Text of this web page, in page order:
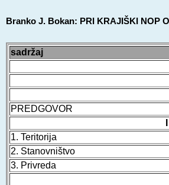
Branko J. Bokan: PRI KRAJIŠKI NOP
sadržaj
PREDGOVOR
1. Teritorija
2. Stanovništvo
3. Privreda